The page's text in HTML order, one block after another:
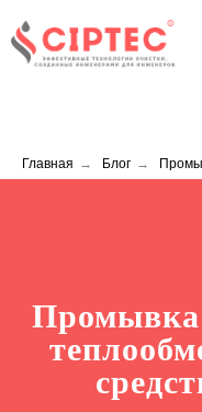
Главная → Блог →
Промывка